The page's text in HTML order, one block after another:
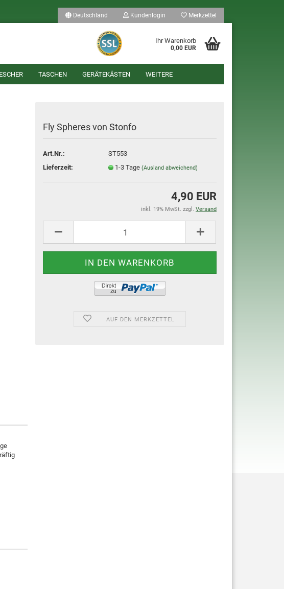
Deutschland Kundenlogin
Konto erstellen
Passwort vergessen?
Merkzettel
Ihr Warenkorb
0,00 EUR
TASCHEN GERÄTEKÄSTEN WEITERE
Fly Spheres von Stonfo
Art.Nr.:
ST553
Lieferzeit:
1-3 Tage(Ausland abweichend)
4,90 EUR
inkl. 19% MwSt. zzgl. Versand
AUF DEN MERKZETTEL